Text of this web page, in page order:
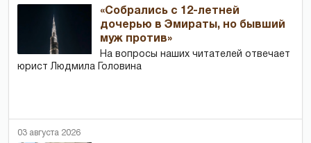
«Собрались с 12-летней
дочерью в Эмираты, но бывший
муж против»
На вопросы наших читателей отвечает
юрист Людмила Головина
03 августа 2026